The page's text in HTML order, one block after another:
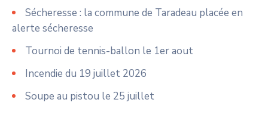
Sécheresse : la commune de Taradeau placée en
alerte sécheresse
Tournoi de tennis-ballon le 1er aout
Incendie du 19 juillet 2026
Soupe au pistou le 25 juillet